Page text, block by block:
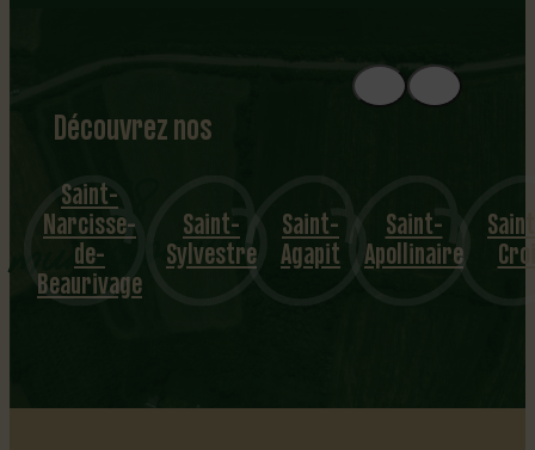
Découvrez nos
1
8
mu
nicipalités
Saint-
Narcisse-
de-
Beaurivage
Saint-
Sylvestre
Saint-
Agapit
Saint-
Apollinaire